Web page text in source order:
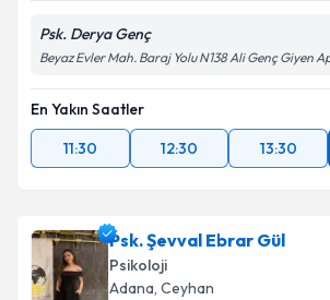
Psk. Derya Genç
Beyaz Evler Mah. Baraj Yolu N138 Ali Genç Giyen
En Yakın Saatler
11:30
12:30 13:30
Psk. Şevval Ebrar Gül
Psikoloji
Adana, Ceyhan